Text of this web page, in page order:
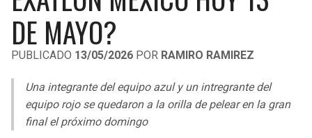
LIGA DE EXPANSIÓN MX
LEAGUES CUP
UEFA EUROPA LEAGUE
UEFA CONFERENCE LEAGUE
COPA LIBERTADORES
COPA SUDAMERICANA
RAIDERS
RAVENS
CAVALIERS
PACERS
DE MAYO?
PUBLICADO 13/05/2026 POR RAMIRO RAMIREZ
Una integrante del equipo azul y un intregrante del
equipo rojo se quedaron a la orilla de pelear en la gran
final el próximo domingo